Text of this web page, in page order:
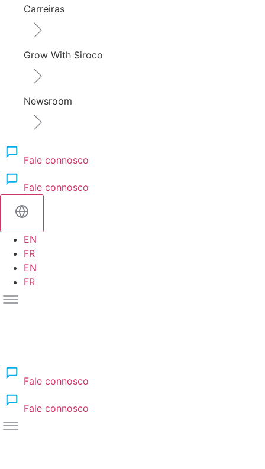
Carreiras
Grow With Siroco
Newsroom
Fale connosco
Fale connosco
EN
FR
EN
FR
Fale connosco
Fale connosco